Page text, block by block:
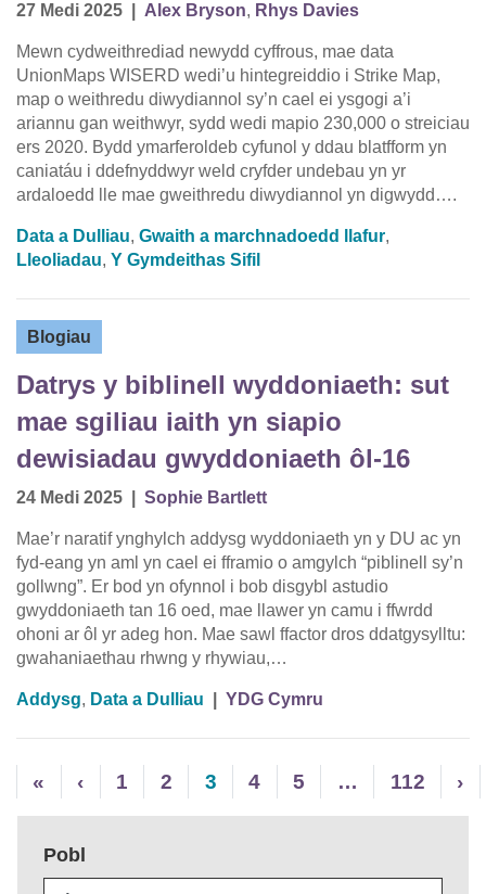
27 Medi 2025 Alex Bryson, Rhys Davies
Mewn cydweithrediad newydd cyffrous, mae data
UnionMaps WISERD wedi’u hintegreiddio i Strike Map,
map o weithredu diwydiannol sy’n cael ei ysgogi a’i
ariannu gan weithwyr, sydd wedi mapio 230,000 o streiciau
ers 2020. Bydd ymarferoldeb cyfunol y ddau blatfform yn
caniatáu i ddefnyddwyr weld cryfder undebau yn yr
ardaloedd lle mae gweithredu diwydiannol yn digwydd….
Data a Dulliau, Gwaith a marchnadoedd llafur,
Lleoliadau, Y Gymdeithas Sifil
Blogiau
Datrys y biblinell wyddoniaeth: sut
mae sgiliau iaith yn siapio
dewisiadau gwyddoniaeth ôl-16
24 Medi 2025 Sophie Bartlett
Mae’r naratif ynghylch addysg wyddoniaeth yn y DU ac yn
fyd-eang yn aml yn cael ei fframio o amgylch “piblinell sy’n
gollwng”. Er bod yn ofynnol i bob disgybl astudio
gwyddoniaeth tan 16 oed, mae llawer yn camu i ffwrdd
ohoni ar ôl yr adeg hon. Mae sawl ffactor dros ddatgysylltu:
gwahaniaethau rhwng y rhywiau,…
Addysg, Data a Dulliau YDG Cymru
« ‹ 1 2 3 4 5 … 112 ›
Pobl